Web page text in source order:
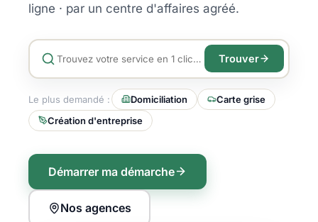
ligne · par un centre d'affaires agréé.
Trouver
Le plus demandé : Domiciliation
Carte grise
Création d'entreprise
Démarrer ma démarche
Nos agences